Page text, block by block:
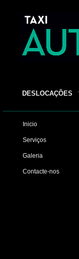
DESLOCAÇÕES
Inicio
Serviços
Contacte-nos
Galeria